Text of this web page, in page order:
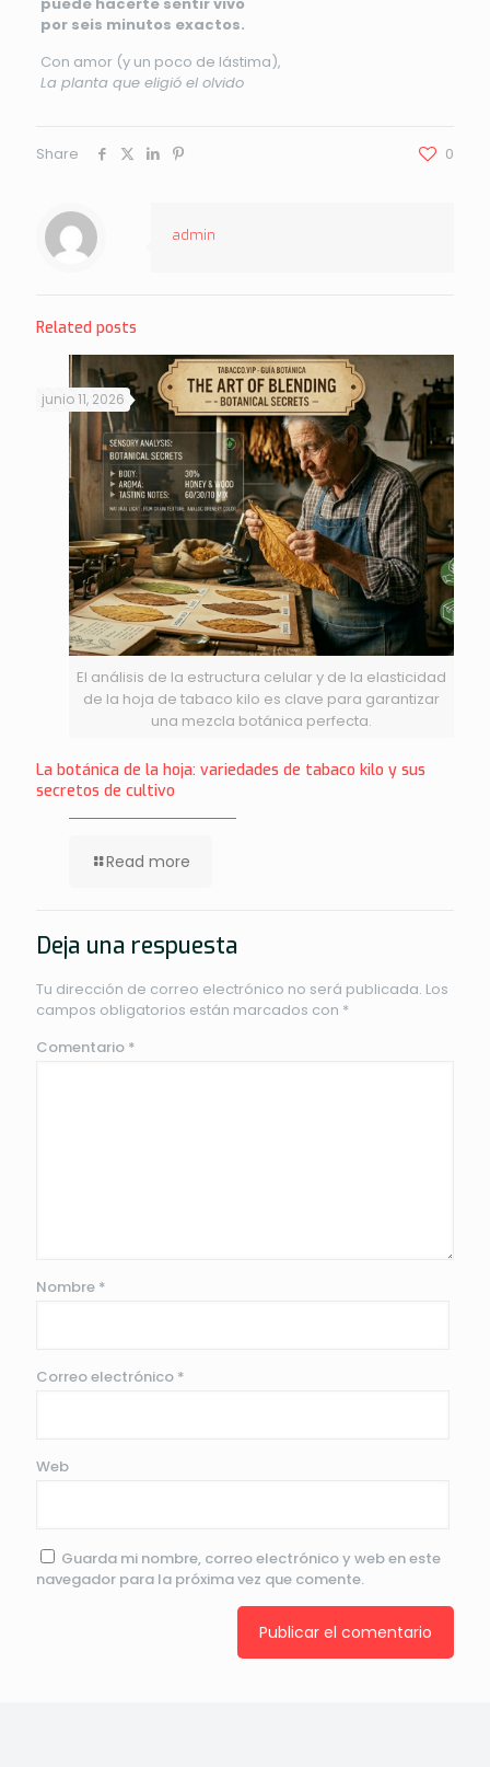
por seis minutos exactos.
Con amor (y un poco de lástima),
La planta que eligió el olvido
Share 0
admin
Related posts
El análisis de la estructura celular y de la elasticidad
de la hoja de tabaco kilo es clave para garantizar
una mezcla botánica perfecta.
junio 11, 2026
La botánica de la hoja: variedades de tabaco kilo y sus
secretos de cultivo
Read more
Deja una respuesta
Tu dirección de correo electrónico no será publicada. Los
campos obligatorios están marcados con *
Comentario *
Nombre *
Correo electrónico *
Web
Guarda mi nombre, correo electrónico y web en este
navegador para la próxima vez que comente.